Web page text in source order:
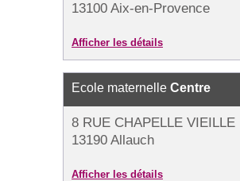
13100 Aix-en-Provence
Afficher les détails
Ecole maternelle Centre
8 RUE CHAPELLE VIEILLE
13190 Allauch
Afficher les détails